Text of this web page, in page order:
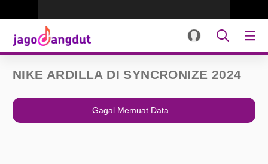
NIKE ARDILLA DI SYNCRONIZE 2024
Gagal Memuat Data...